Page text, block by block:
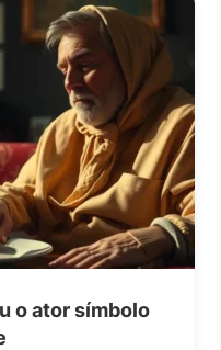
o ator símbolo